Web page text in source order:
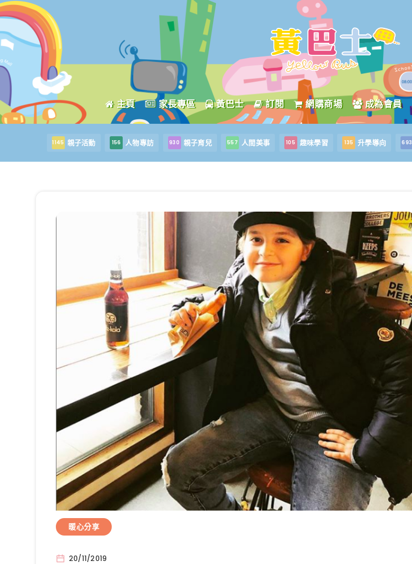
主頁 家長專區 黃巴士 訂閱 網購商場 成為會員
1145 親子活動 156 人物專訪 930 親子育兒 557 人間美事 105 趣味學習 135 升學導向 693
暖心分享
20/11/2019